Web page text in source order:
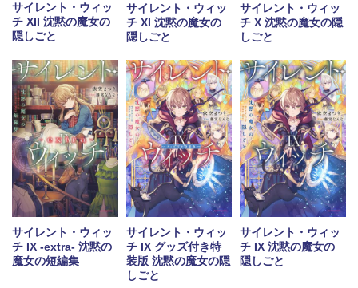
サイレント・ウィッ
チ XII 沈黙の魔女の
隠しごと
サイレント・ウィッ
チ XI 沈黙の魔女の
隠しごと
サイレント・ウィッ
チ X 沈黙の魔女の隠
しごと
サイレント・ウィッ
チ IX -extra- 沈黙の
魔女の短編集
サイレント・ウィッ
チ IX グッズ付き特
装版 沈黙の魔女の隠
しごと
サイレント・ウィッ
チ IX 沈黙の魔女の
隠しごと